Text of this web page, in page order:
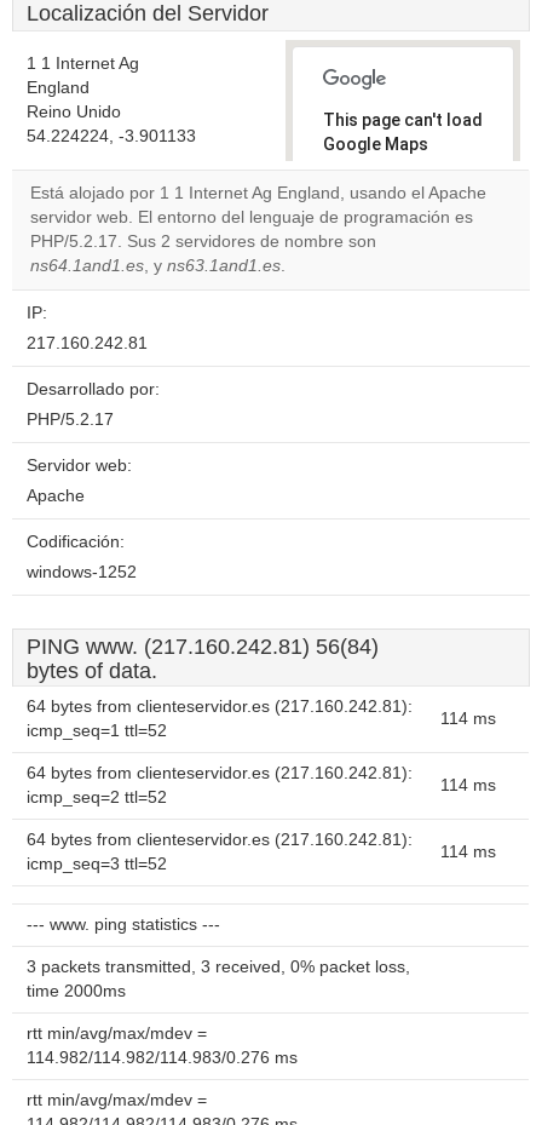
Localización del Servidor
1 1 Internet Ag
England
Reino Unido
54.224224, -3.901133
This page can't load
Google Maps
correctly.
Do you
own this
Está alojado por 1 1 Internet Ag England, usando el Apache
servidor web. El entorno del lenguaje de programación es
PHP/5.2.17. Sus 2 servidores de nombre son
ns64.1and1.es, y ns63.1and1.es.
IP:
217.160.242.81
Desarrollado por:
PHP/5.2.17
Servidor web:
Apache
Codificación:
windows-1252
PING www. (217.160.242.81) 56(84)
bytes of data.
64 bytes from clienteservidor.es (217.160.242.81):
icmp_seq=1 ttl=52
114 ms
64 bytes from clienteservidor.es (217.160.242.81):
icmp_seq=2 ttl=52
114 ms
64 bytes from clienteservidor.es (217.160.242.81):
icmp_seq=3 ttl=52
114 ms
--- www. ping statistics ---
3 packets transmitted, 3 received, 0% packet loss,
time 2000ms
rtt min/avg/max/mdev =
114.982/114.982/114.983/0.276 ms
rtt min/avg/max/mdev =